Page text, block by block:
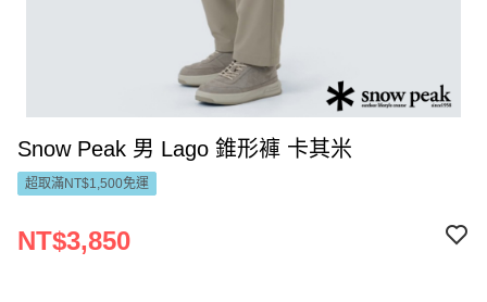
Snow Peak 男 Lago 錐形褲 卡其米
超取滿NT$1,500免運
NT$3,850